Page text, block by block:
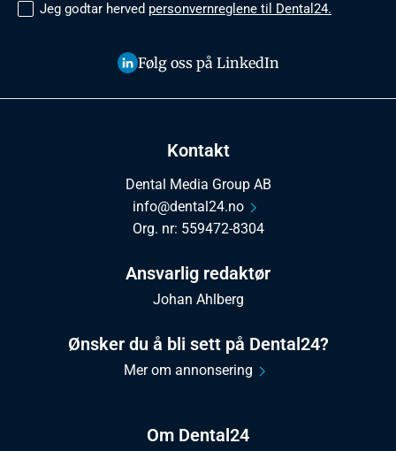
Om Dental24
Kontakt
Dental Media Group AB
info@dental24.no
Org. nr: 559472-8304
Ansvarlig redaktør
Johan Ahlberg
Ønsker du å bli sett på Dental24?
Mer om annonsering
Jeg godtar herved personvernreglene til Dental24.
Følg oss på LinkedIn